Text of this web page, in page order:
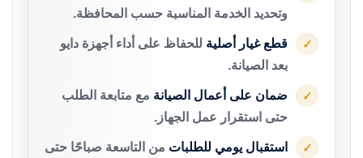
وتحديد الخدمة المناسبة حسب المحافظة.
✓ قطع غيار أصلية للحفاظ على أداء أجهزة دايو
بعد الصيانة.
✓ ضمان على أعمال الصيانة مع متابعة الطلب
حتى استقرار عمل الجهاز.
✓ استقبال يومي للطلبات من التاسعة صباحًا حتى